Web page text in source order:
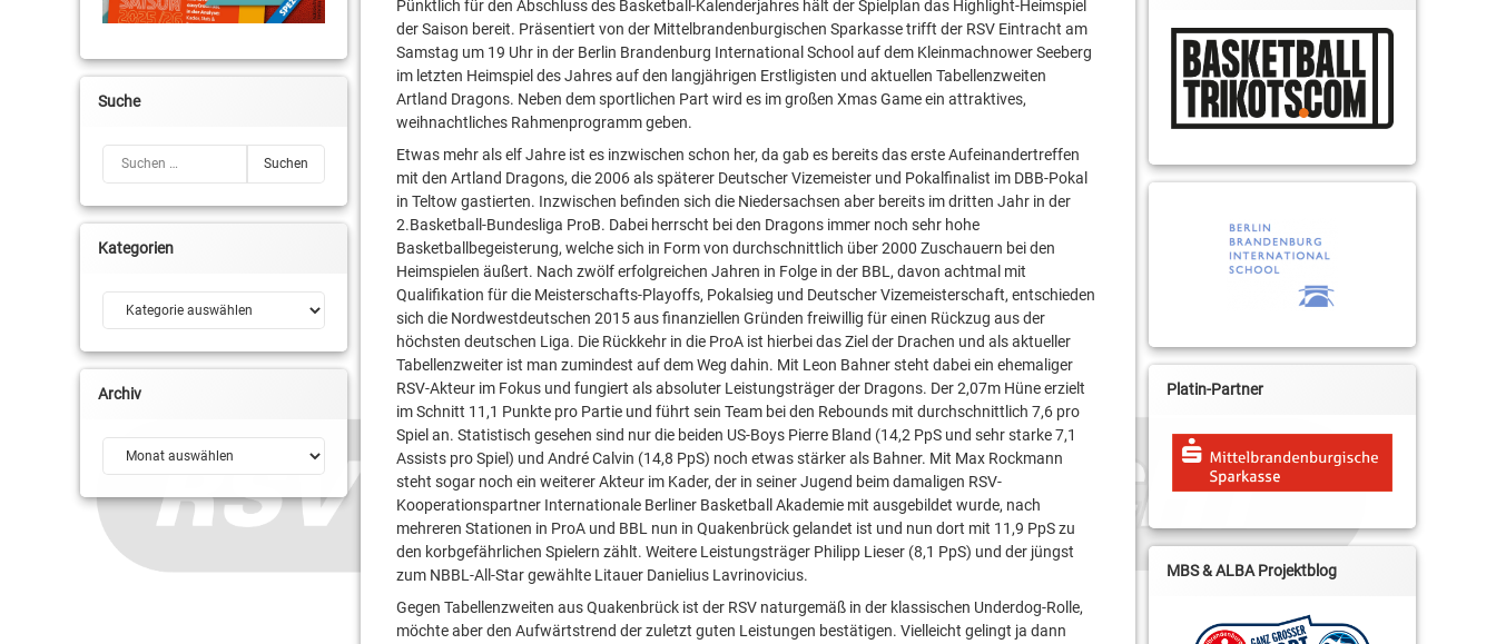
Pünktlich für den Abschluss des Basketball-Kalenderjahres hält der Spielplan das Highlight-Heimspiel
der Saison bereit. Präsentiert von der Mittelbrandenburgischen Sparkasse trifft der RSV Eintracht am
Samstag um 19 Uhr in der Berlin Brandenburg International School auf dem Kleinmachnower Seeberg
im letzten Heimspiel des Jahres auf den langjährigen Erstligisten und aktuellen Tabellenzweiten
Artland Dragons. Neben dem sportlichen Part wird es im großen Xmas Game ein attraktives,
weihnachtliches Rahmenprogramm geben.
Etwas mehr als elf Jahre ist es inzwischen schon her, da gab es bereits das erste Aufeinandertreffen
mit den Artland Dragons, die 2006 als späterer Deutscher Vizemeister und Pokalfinalist im DBB-Pokal
in Teltow gastierten. Inzwischen befinden sich die Niedersachsen aber bereits im dritten Jahr in der
2.Basketball-Bundesliga ProB. Dabei herrscht bei den Dragons immer noch sehr hohe
Basketballbegeisterung, welche sich in Form von durchschnittlich über 2000 Zuschauern bei den
Heimspielen äußert. Nach zwölf erfolgreichen Jahren in Folge in der BBL, davon achtmal mit
Qualifikation für die Meisterschafts-Playoffs, Pokalsieg und Deutscher Vizemeisterschaft, entschieden
sich die Nordwestdeutschen 2015 aus finanziellen Gründen freiwillig für einen Rückzug aus der
höchsten deutschen Liga. Die Rückkehr in die ProA ist hierbei das Ziel der Drachen und als aktueller
Tabellenzweiter ist man zumindest auf dem Weg dahin. Mit Leon Bahner steht dabei ein ehemaliger
RSV-Akteur im Fokus und fungiert als absoluter Leistungsträger der Dragons. Der 2,07m Hüne erzielt
im Schnitt 11,1 Punkte pro Partie und führt sein Team bei den Rebounds mit durchschnittlich 7,6 pro
Spiel an. Statistisch gesehen sind nur die beiden US-Boys Pierre Bland (14,2 PpS und sehr starke 7,1
Assists pro Spiel) und André Calvin (14,8 PpS) noch etwas stärker als Bahner. Mit Max Rockmann
steht sogar noch ein weiterer Akteur im Kader, der in seiner Jugend beim damaligen RSV-
Kooperationspartner Internationale Berliner Basketball Akademie mit ausgebildet wurde, nach
mehreren Stationen in ProA und BBL nun in Quakenbrück gelandet ist und nun dort mit 11,9 PpS zu
den korbgefährlichen Spielern zählt. Weitere Leistungsträger Philipp Lieser (8,1 PpS) und der jüngst
zum NBBL-All-Star gewählte Litauer Danielius Lavrinovicius.
Gegen Tabellenzweiten aus Quakenbrück ist der RSV naturgemäß in der klassischen Underdog-Rolle,
möchte aber den Aufwärtstrend der zuletzt guten Leistungen bestätigen. Vielleicht gelingt ja dann
Suche
Kategorien
Kategorien
Archiv
Archiv
Platin-Partner
MBS & ALBA Projektblog